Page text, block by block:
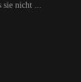
sie nicht ...